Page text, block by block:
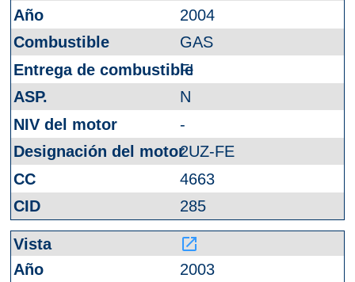
2004
GAS
FI
N
-
2UZ-FE
4663
285
launch
2003